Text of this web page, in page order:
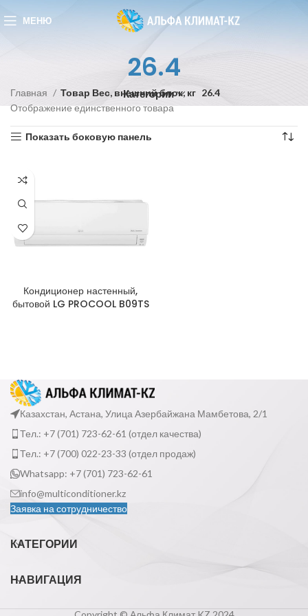
МЕНЮ
26.4
Категории
Главная Товар Вес, внешний блок, кг 26.4
Отображение единственного товара
Показать боковую панель
Кондиционер настенный,
бытовой LG PROCOOL B09TS
Казахстан, Астана, Улица Азербайжана Мамбетова, 2/1
Тел.: +7 (701) 723-62-61 (отдел качества)
Тел.: +7 (700) 022-23-33 (отдел продаж)
Whatsapp: +7 (701) 723-62-61
info@multiconditioner.kz
Заявка на сотрудничество
КАТЕГОРИИ
НАВИГАЦИЯ